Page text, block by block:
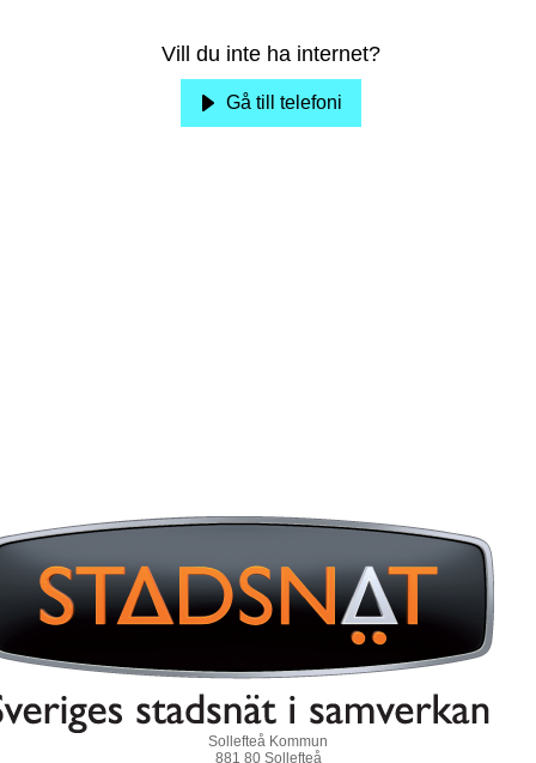
Gå till telefoni
Vill du inte ha internet?
Sollefteå Kommun
881 80 Sollefteå